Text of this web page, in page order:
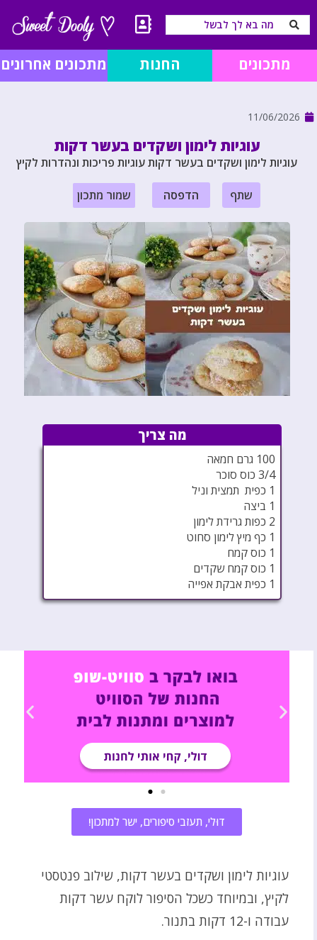
מתכונים החנות מתכונים אחרונים
11/06/2026
עוגיות לימון ושקדים בעשר דקות
עוגיות לימון ושקדים בעשר דקות עוגיות פריכות ונהדרות לקיץ
שתף הדפסה שמור מתכון
מה צריך
100 גרם חמאה
3/4 כוס סוכר
1 כפית תמצית וניל
1 ביצה
2 כפות גרידת לימון
1 כף מיץ לימון סחוט
1 כוס קמח
1 כוס קמח שקדים
1 כפית אבקת אפייה
דוּלי, תעזבי סיפורים, ישר למתכון!
עוגיות לימון ושקדים בעשר דקות, שילוב פנטסטי
לקיץ, ובמיוחד כשכל הסיפור לוקח עשר דקות
עבודה ו-12 דקות בתנור.